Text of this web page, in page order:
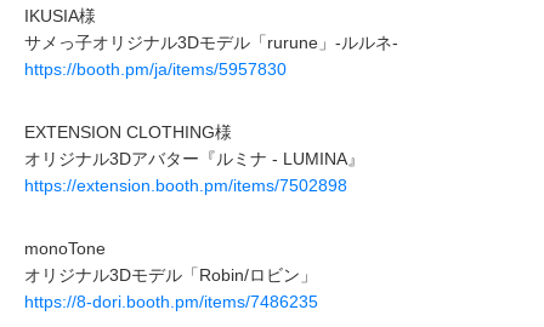
IKUSIA様
サメっ子オリジナル3Dモデル「rurune」-ルルネ-
https://booth.pm/ja/items/5957830
EXTENSION CLOTHING様
オリジナル3Dアバター『ルミナ - LUMINA』
https://extension.booth.pm/items/7502898
monoTone
オリジナル3Dモデル「Robin/ロビン」
https://8-dori.booth.pm/items/7486235